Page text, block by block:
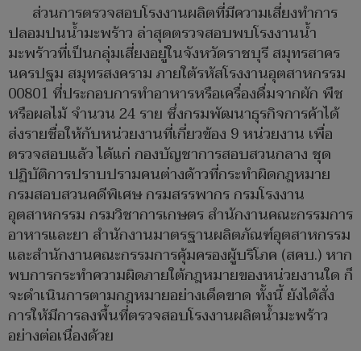
ส่วนการตรวจสอบโรงงานผลิตที่มีความเสี่ยงทำการ
ปลอมปนน้ำมะพร้าว ล่าสุดตรวจสอบพบโรงงานน้ำ
มะพร้าวที่เป็นกลุ่มเสี่ยงอยู่ในจังหวัดราชบุรี สมุทรสาคร
นครปฐม สมุทรสงคราม ภายใต้รหัสโรงงานอุตสาหกรรม
00801 ที่ประกอบการทำอาหารหรือเครื่องดื่มจากผัก พืช
หรือผลไม้ จำนวน 24 ราย ซึ่งกรมพัฒนาธุรกิจการค้าได้
ส่งรายชื่อให้กับหน่วยงานที่เกี่ยวข้อง 9 หน่วยงาน เพื่อ
ตรวจสอบแล้ว ได้แก่ กองบัญชาการสอบสวนกลาง ชุด
ปฏิบัติการปราบปรามคนต่างด้าวที่กระทำผิดกฎหมาย
กรมสอบสวนคดีพิเศษ กรมสรรพากร กรมโรงงาน
อุตสาหกรรม กรมวิชาการเกษตร สำนักงานคณะกรรมการ
อาหารและยา สำนักงานมาตรฐานผลิตภัณฑ์อุตสาหกรรม
และสำนักงานคณะกรรมการคุ้มครองผู้บริโภค (สคบ.) หาก
พบการกระทำความผิดภายใต้กฎหมายของหน่วยงานใด ก็
จะดำเนินการตามกฎหมายอย่างเด็ดขาด ทั้งนี้ ยังได้สั่ง
การให้มีการลงพื้นที่ตรวจสอบโรงงานผลิตน้ำมะพร้าว
อย่างต่อเนื่องด้วย